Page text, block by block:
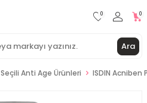
Ara
0 0
Seçili Anti Age Ürünleri ISDIN Acniben